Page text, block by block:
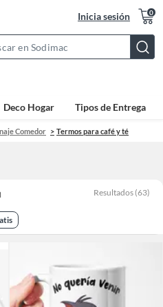
Inicia sesión 0
Bar
Deco Hogar Tipos de Entrega
Comedor Termos para café y té
Resultados (63)